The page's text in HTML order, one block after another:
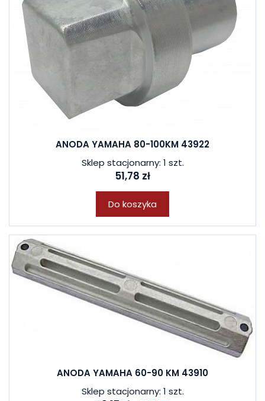
ANODA YAMAHA 80-100KM 43922
Sklep stacjonarny: 1 szt.
51,78 zł
Do koszyka
ANODA YAMAHA 60-90 KM 43910
Sklep stacjonarny: 1 szt.